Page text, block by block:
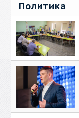
Политика